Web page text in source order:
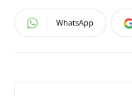
WhatsApp